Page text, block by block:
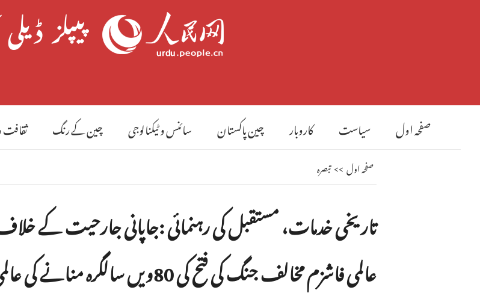
صفحہ اول سیاست کاروبار چین پاکستان سائنس و ٹیکنالوجی چین کے رنگ
صفحہ اول>>تبصرہ
تاریخی خدمات، مستقبل کی رہنمائی :جاپانی جارحیت کے
عالمی فاشزم مخالف جنگ کی فتح کی 80ویں سالگرہ منانے کی عالمی اہمیت